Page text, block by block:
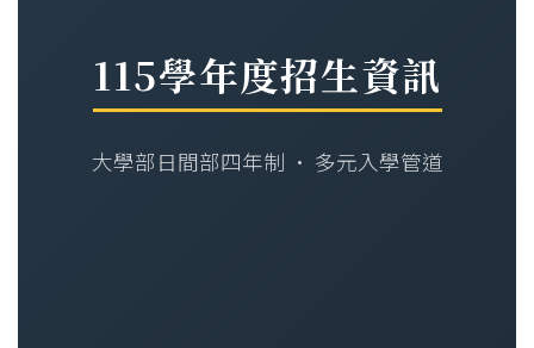
115學年度招生資訊
大學部日間部四年制 · 多元入學管道